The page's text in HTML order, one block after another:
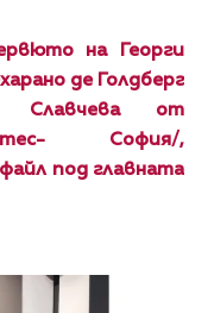
на Георги
де Голдберг
Славчева от
София/,
под главната